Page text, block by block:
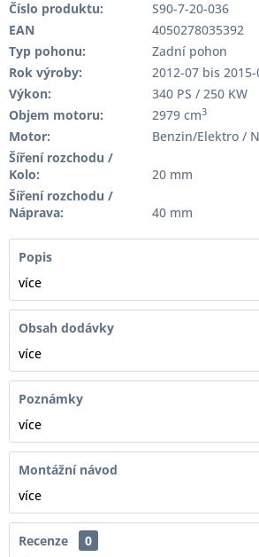
Číslo produktu:
S90-7-20-036
EAN
4050278035392
Typ pohonu:
Zadní pohon
Rok výroby:
2012-07 bis 2015-
Výkon:
340 PS / 250 KW
Objem motoru:
2979 cm3
Motor:
Benzin/Elektro /
Šíření rozchodu /
Kolo:
20 mm
Šíření rozchodu /
Náprava:
40 mm
Popis
více
Obsah dodávky
více
Poznámky
více
Montážní návod
více
Recenze
0